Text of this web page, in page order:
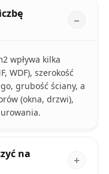
wpływa kilka
WDF), szerokość
grubość ściany, a
(okna, drzwi),
na